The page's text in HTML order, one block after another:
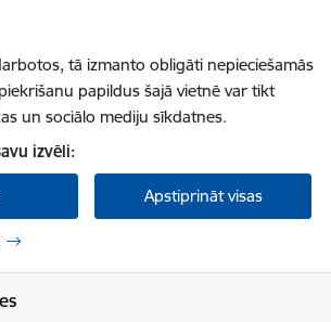
tā izmanto obligāti nepieciešamās
papildus šajā vietnē var tikt
un sociālo mediju sīkdatnes.
izvēli:
Apstiprināt visas